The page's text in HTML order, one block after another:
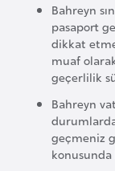
Bahreyn
pasaport
dikkat
muaf
geçerlilik
Bahreyn
geçmeniz
m